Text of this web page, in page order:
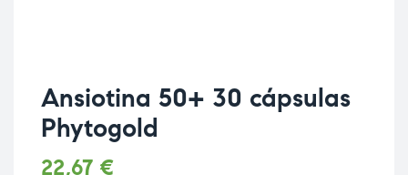
Ansiotina 50+ 30 cápsulas
Phytogold
22,67 €